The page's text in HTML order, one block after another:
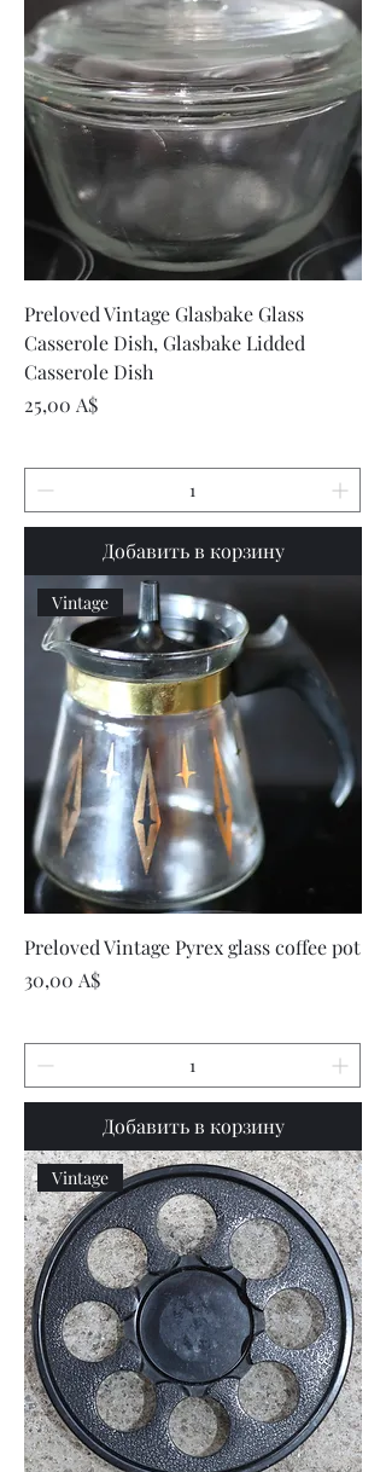
Preloved Vintage Glasbake Glass
Casserole Dish, Glasbake Lidded
Casserole Dish
Цена
25,00 A$
Добавить в корзину
Vintage
Preloved Vintage Pyrex glass coffee pot
Цена
30,00 A$
Добавить в корзину
Vintage